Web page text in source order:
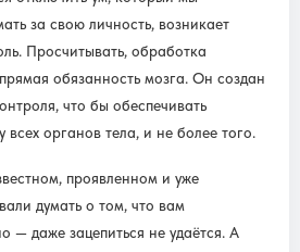
за свою личность, возникает
Просчитывать, обработка
обязанность мозга. Он создан
что бы обеспечивать
органов тела, и не более того.
проявленном и уже
думать о том, что вам
— даже зацепиться не удаётся. А